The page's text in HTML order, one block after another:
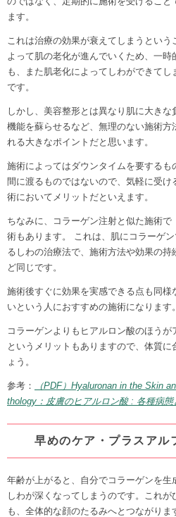
ます。
これは治療の効果が衰えてしまうとい
よって肌の老化が進んでいくため、一
も、また肌老化によってしわができて
です。
しかし、美容整形とは異なり肌に大き
機能を蘇らせるなど、無理のない施術方
れる大きなポイントだと思います。
施術によってはダウンタイムを要するも
間に渡るものではないので、気軽に受
術においてメリットだといえます。
ちなみに、コラーゲン注射と似た施術
術もあります。 これは、肌にコラーゲ
るしわの治療法で、施術方法や効果の
ど同じです。
施術後すぐに効果を実感できる点も同様
いという人におすすめの施術になります。
コラーゲンよりもヒアルロン酸のほう
というメリットもありますので、体質
ょう。
参考：
（PDF）Hyaluronan in the Skin
thology：皮膚のヒアルロン酸 : 各種病
早めのケア・プラスアル
年齢が上がると、自分でコラーゲンを生
しわが深くなってしまうのです。これ
も、全体的な顔のたるみへとつながり